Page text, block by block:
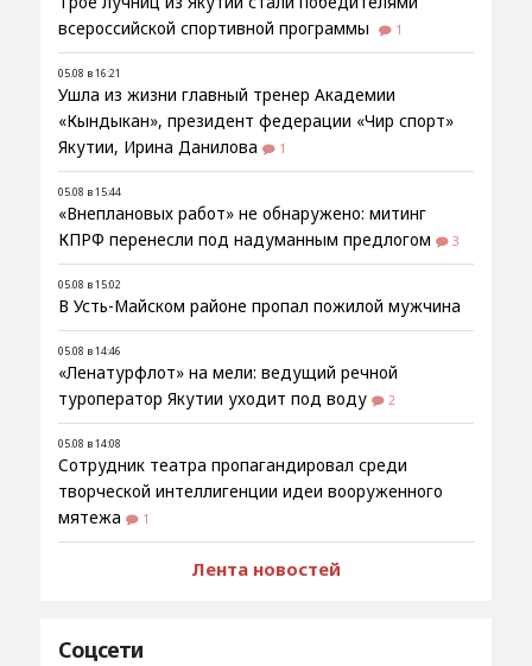
всероссийской спортивной программы
1
05.08 в 16:21
Ушла из жизни главный тренер Академии
«Кындыкан», президент федерации «Чир спорт»
Якутии, Ирина Данилова
1
05.08 в 15:44
«Внеплановых работ» не обнаружено: митинг
КПРФ перенесли под надуманным предлогом
3
05.08 в 15:02
В Усть-Майском районе пропал пожилой мужчина
05.08 в 14:46
«Ленатурфлот» на мели: ведущий речной
туроператор Якутии уходит под воду
2
05.08 в 14:08
Сотрудник театра пропагандировал среди
творческой интеллигенции идеи вооруженного
мятежа
1
Лента новостей
Соцсети